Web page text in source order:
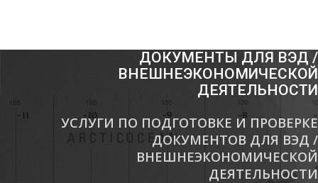
ДОКУМЕНТЫ ДЛЯ ВЭД /
ВНЕШНЕЭКОНОМИЧЕСКОЙ
ДЕЯТЕЛЬНОСТИ
УСЛУГИ ПО ПОДГОТОВКЕ И ПРОВЕРКЕ
ДОКУМЕНТОВ ДЛЯ ВЭД /
ВНЕШНЕЭКОНОМИЧЕСКОЙ
ДЕЯТЕЛЬНОСТИ